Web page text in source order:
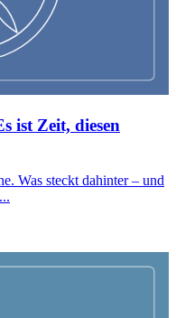
ist Zeit, diesen
Was steckt dahinter – und